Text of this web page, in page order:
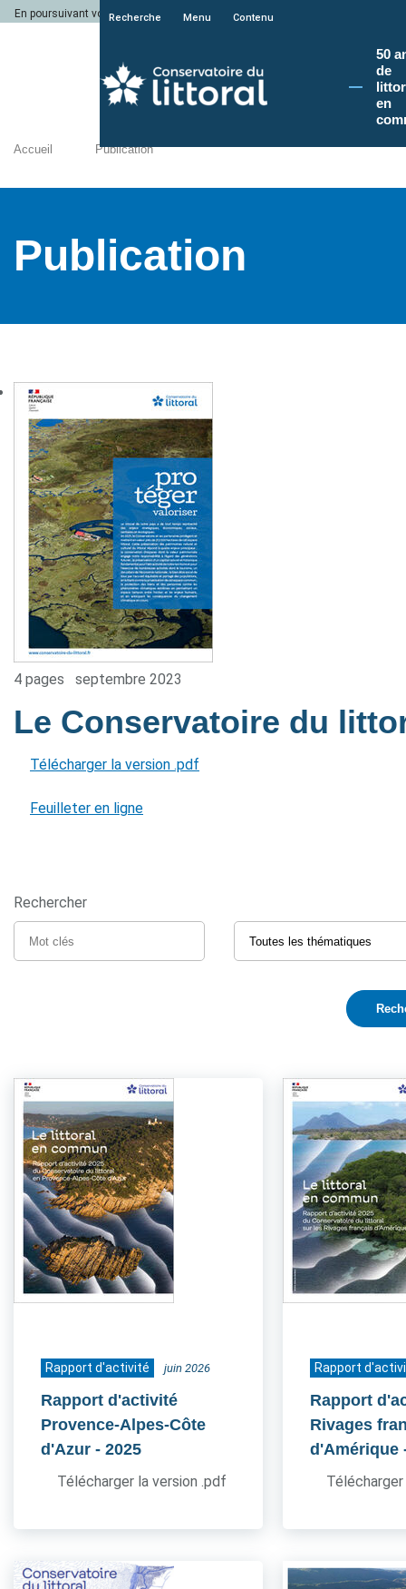
En poursuivant votre navigation sur le site du Conservatoire du littoral, vous
Recherche Menu Contenu
50
de
en
Accueil Publication
Publication
4 pages septembre 2023
Le Conservatoire du
Télécharger la version .pdf
Feuilleter en ligne
Rechercher
Rapport d'activité juin 2026
Rapport d'activité
Provence-Alpes-Côte
d'Azur - 2025
Télécharger la version .pdf
Rapport
Rapport
Rivages
d'Amérique